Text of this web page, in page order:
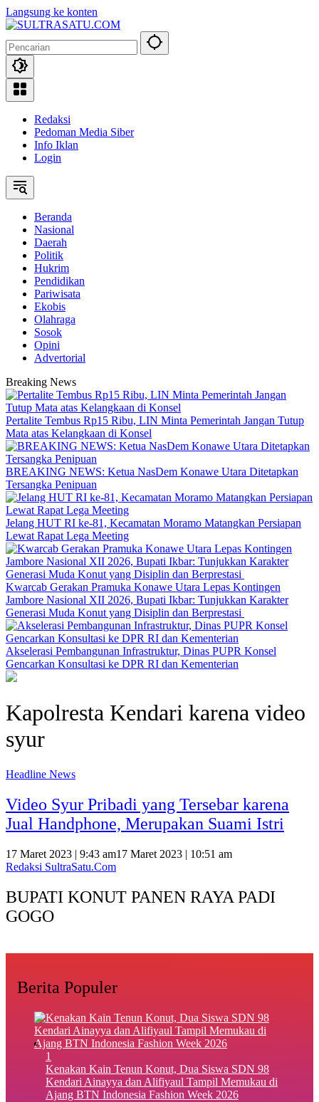
Langsung ke konten
Redaksi
Pedoman Media Siber
Info Iklan
Login
Beranda
Nasional
Daerah
Politik
Hukrim
Pendidikan
Pariwisata
Ekobis
Olahraga
Sosok
Opini
Advertorial
Breaking News
‎Pertalite Tembus Rp15 Ribu, LIN Minta Pemerintah Jangan Tutup
Mata atas Kelangkaan di Konsel
BREAKING NEWS: Ketua NasDem Konawe Utara Ditetapkan
Tersangka Penipuan
‎Jelang HUT RI ke-81, Kecamatan Moramo Matangkan Persiapan
Lewat Rapat Lega Meeting
‎Kwarcab Gerakan Pramuka Konawe Utara Lepas Kontingen
Jambore Nasional XII 2026, Bupati Ikbar: Tunjukkan Karakter
Generasi Muda Konut yang Disiplin dan Berprestasi ‎
Akselerasi Pembangunan Infrastruktur, Dinas PUPR Konsel
Gencarkan Konsultasi ke DPR RI dan Kementerian
Kapolresta Kendari karena video
syur
Headline News
Video Syur Pribadi yang Tersebar karena
Jual Handphone, Merupakan Suami Istri
17 Maret 2023 | 9:43 am17 Maret 2023 | 10:51 am
Redaksi SultraSatu.Com
BUPATI KONUT PANEN RAYA PADI
GOGO
Berita Populer
1
‎Kenakan Kain Tenun Konut, Dua Siswa SDN 98
Kendari Ainayya dan Alifiyaul Tampil Memukau di
Ajang BTN Indonesia Fashion Week 2026